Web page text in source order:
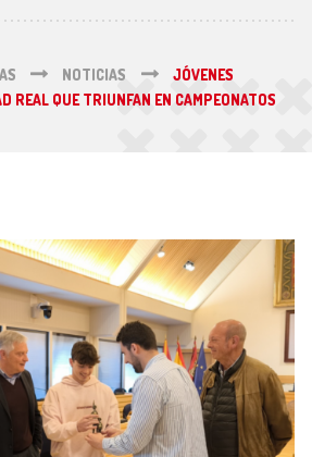
NOTICIAS
JÓVENES
REAL QUE TRIUNFAN EN CAMPEONATOS